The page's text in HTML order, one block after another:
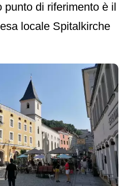
punto di riferimento è il
locale Spitalkirche